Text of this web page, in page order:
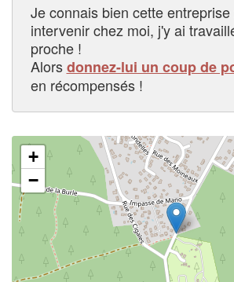
Je connais bien cette
intervenir chez moi, j'y ai
proche !
Alorsdonnez-lui un coup de
en récompensés !
+
−